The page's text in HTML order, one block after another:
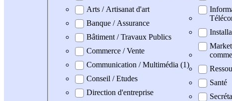
Arts / Artisanat d'art
Banque / Assurance
Bâtiment / Travaux Publics
Commerce / Vente
Communication / Multimédia (1)
Conseil / Etudes
Direction d'entreprise
Santé